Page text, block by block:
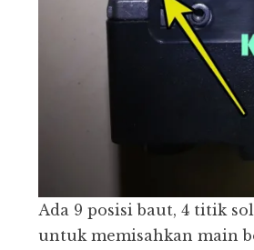
Ada 9 posisi baut, 4 titik
untuk memisahkan main